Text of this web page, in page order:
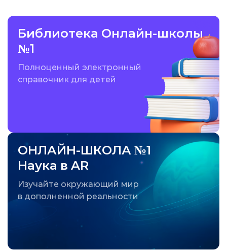
Библиотека Онлайн-школы
№1
Полноценный электронный
справочник для детей
ОНЛАЙН-ШКОЛА №1
Наука в AR
Изучайте окружающий мир
в дополненной реальности